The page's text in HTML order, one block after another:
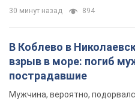
30 минут назад 894
В Коблево в
взрыв в море: погиб
пострадавшие
Мужчина, вероятно,